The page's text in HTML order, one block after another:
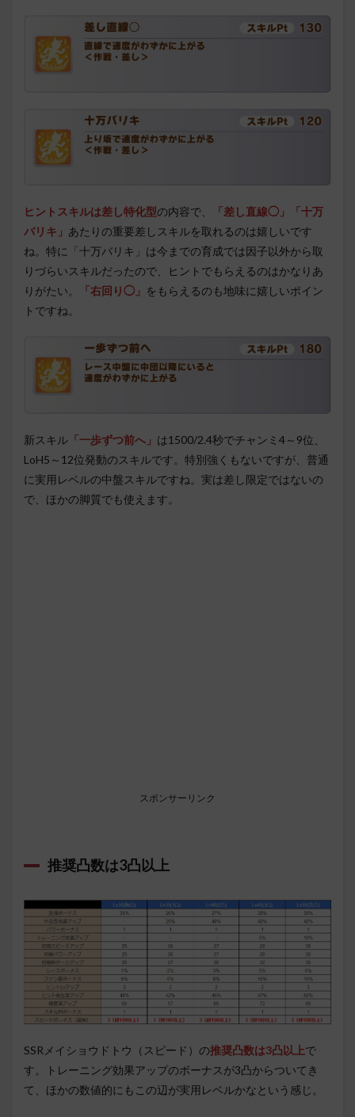
ヒントスキルは差し特化型の内容で、
「差し直線◯」「十万
バリキ」 あたりの重要差しスキルを取れるのは嬉しいです
ね。特に「十万バリキ」は今までの育成では因子以外から取
りづらいスキルだったので、ヒントでもらえるのはかなりあ
りがたい。
「右回り◯」 をもらえるのも地味に嬉しいポイン
トですね。
新スキル 「一歩ずつ前へ」 は1500/2.4秒でチャンミ4～9位、
LoH5～12位発動のスキルです。特別強くもないですが、普通
に実用レベルの中盤スキルですね。実は差し限定ではないの
で、ほかの脚質でも使えます。
スポンサーリンク
推奨凸数は3凸以上
SSRメイショウドトウ（スピード）の推奨凸数は3凸以上で
す。トレーニング効果アップのボーナスが3凸からついてき
て、ほかの数値的にもこの辺が実用レベルかなという感じ。